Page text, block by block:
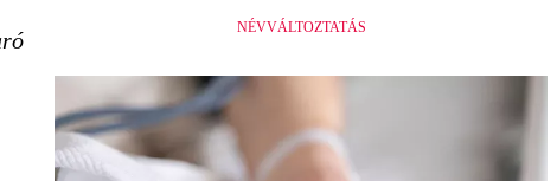
NÉVVÁLTOZTATÁS